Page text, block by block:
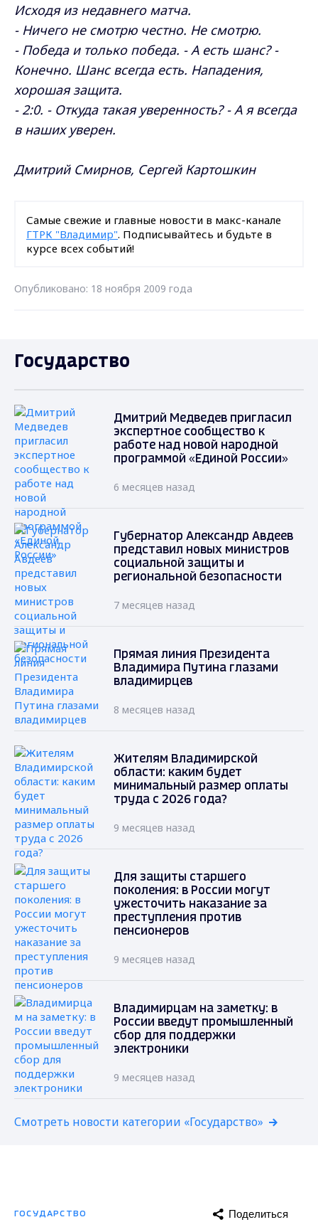
Исходя из недавнего матча.
- Ничего не смотрю честно. Не смотрю.
- Победа и только победа. - А есть шанс? -
Конечно. Шанс всегда есть. Нападения,
хорошая защита.
- 2:0. - Откуда такая уверенность? - А я всегда
в наших уверен.
Дмитрий Смирнов, Сергей Картошкин
Самые свежие и главные новости в макс-канале
ГТРК "Владимир". Подписывайтесь и будьте в
курсе всех событий!
Опубликовано: 18 ноября 2009 года
Государство
Дмитрий Медведев пригласил
экспертное сообщество к
работе над новой народной
программой «Единой России»
6 месяцев назад
Губернатор Александр Авдеев
представил новых министров
социальной защиты и
региональной безопасности
7 месяцев назад
Прямая линия Президента
Владимира Путина глазами
владимирцев
8 месяцев назад
Жителям Владимирской
области: каким будет
минимальный размер оплаты
труда с 2026 года?
9 месяцев назад
Для защиты старшего
поколения: в России могут
ужесточить наказание за
преступления против
пенсионеров
9 месяцев назад
Владимирцам на заметку: в
России введут промышленный
сбор для поддержки
электроники
9 месяцев назад
Смотреть новости категории «Государство»
ГОСУДАРСТВО Поделиться